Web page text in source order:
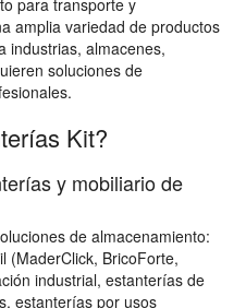
para transporte y
amplia variedad de productos
industrias, almacenes,
soluciones de
Kit?
y mobiliario de
de almacenamiento:
(MaderClick, BricoForte,
industrial, estanterías de
estanterías por usos